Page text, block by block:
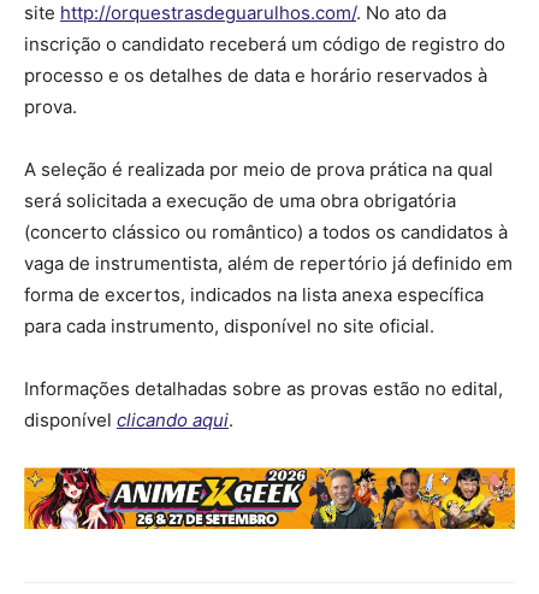
site http://orquestrasdeguarulhos.com/. No ato da
inscrição o candidato receberá um código de registro do
processo e os detalhes de data e horário reservados à
prova.
A seleção é realizada por meio de prova prática na qual
será solicitada a execução de uma obra obrigatória
(concerto clássico ou romântico) a todos os candidatos à
vaga de instrumentista, além de repertório já definido em
forma de excertos, indicados na lista anexa específica
para cada instrumento, disponível no site oficial.
Informações detalhadas sobre as provas estão no edital,
disponível clicando aqui.